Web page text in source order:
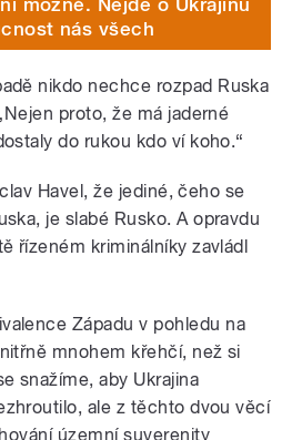
nás všech
nikdo nechce rozpad Ruska
proto, že má jaderné
do rukou kdo ví koho.“
Havel, že jediné, čeho se
je slabé Rusko. A opravdu
řízeném kriminálníky zavládl
Západu v pohledu na
mnohem křehčí, než si
snažíme, aby Ukrajina
ale z těchto dvou věcí
územní suverenity